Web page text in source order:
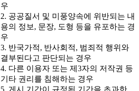
우
2. 공공질서 및 미풍양속에 위반되는 내
용의 정보, 문장, 도형 등을 유포하는 경
우
3. 반국가적, 반사회적, 범죄적 행위와
결부된다고 판단되는 경우
4. 다른 이용자 또는 제3자의 저작권 등
기타 권리를 침해하는 경우
5. 게시 기간이 규정된 기간을 초과한